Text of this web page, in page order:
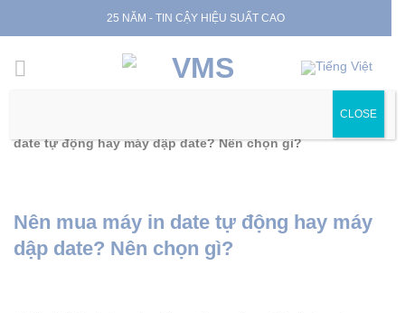
to
25 NĂM - TIN CẬY HIỆU SUẤT CAO
Nên mua máy in
date tự động hay máy dập date? Nên chọn gì?
Nên mua máy in date tự động hay máy
dập date? Nên chọn gì?
CLOSE